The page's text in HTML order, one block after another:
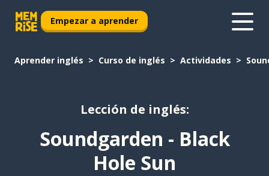
Empezar a aprender
Aprender inglés Curso de inglés Actividades
Lección de inglés:
Soundgarden - Black
Hole Sun